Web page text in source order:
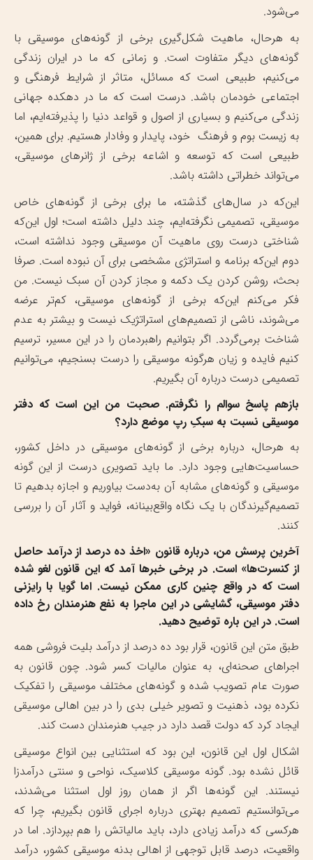
می‌شود.
به هرحال، ماهیت شکل‌گیری برخی از گونه‌های موسیقی با
گونه‌های دیگر متفاوت است. و زمانی که ما در ایران زندگی
می‌کنیم، طبیعی است که مسائل، متاثر از شرایط فرهنگی و
اجتماعی خودمان باشد. درست است که ما در دهکده جهانی
زندگی می‌کنیم و بسیاری از اصول و قواعد دنیا را پذیرفته‌ایم، اما
به زیست بوم و فرهنگ خود، پایدار و وفادار هستیم. برای همین،
طبیعی است که توسعه و اشاعه برخی از ژانرهای موسیقی،
می‌تواند خطراتی داشته باشد.
این‌که در سال‌های گذشته، ما برای برخی از گونه‌های خاص
موسیقی، تصمیمی نگرفته‌ایم، چند دلیل داشته است؛ اول این‌که
شناختی درست روی ماهیت آن موسیقی وجود نداشته است،
دوم این‌که برنامه و استراتژی مشخصی برای آن نبوده است. صرفا
بحث، روشن کردن یک دکمه و مجاز کردن آن سبک نیست. من
فکر می‌کنم این‌که برخی از گونه‌های موسیقی، کم‌تر عرضه
می‌شوند، ناشی از تصمیم‌های استراتژیک نیست و بیشتر به عدم
شناخت برمی‌گردد. اگر بتوانیم راهبردمان را در این مسیر، ترسیم
کنیم فایده و زیان هرگونه موسیقی را درست بسنجیم، می‌توانیم
تصمیمی درست درباره آن بگیریم.
بازهم پاسخ سوالم را نگرفتم. صحبت من این است که دفتر
موسیقی نسبت به سبکِ رپ موضع دارد؟
به هرحال، درباره برخی از گونه‌های موسیقی در داخل کشور،
حساسیت‌هایی وجود دارد. ما باید تصویری درست از این گونه
موسیقی و گونه‌های مشابه آن به‌دست بیاوریم و اجازه بدهیم تا
تصمیم‌گیرندگان با یک نگاه واقع‌بینانه‌، فواید و آثار آن را بررسی
کنند.
آخرین پرسش من، درباره قانون «اخذ ده درصد از درآمد حاصل
از کنسرت‌ها» است. در برخی خبرها آمد که این قانون لغو شده
است که در واقع چنین کاری ممکن نیست. اما گویا با رایزنی
دفتر موسیقی، گشایشی در این ماجرا به نفع هنرمندان رخ داده
است. در این باره توضیح دهید.
طبق متن این قانون، قرار بود ده درصد از درآمد بلیت فروشی همه
اجراهای صحنه‌ای، به عنوان مالیات کسر شود. چون قانون به
صورت عام تصویب شده و گونه‌‍‌های مختلف موسیقی را تفکیک
نکرده بود، ذهنیت و تصویر خیلی بدی را در بین اهالی موسیقی
ایجاد کرد که دولت قصد دارد در جیب هنرمندان دست کند.
اشکال اول این قانون، این بود که استثنایی بین انواع موسیقی
قائل نشده بود. گونه موسیقی کلاسیک، نواحی و سنتی درآمدزا
نیستند. این گونه‌ها اگر از همان روز اول استثنا می‌شدند،
می‌توانستیم تصمیم بهتری درباره اجرای قانون بگیریم، چرا که
هرکسی که درآمد زیادی دارد، باید مالیاتش را هم بپردازد. اما در
واقعیت، درصد قابل توجهی از اهالی بدنه موسیقی کشور، درآمد